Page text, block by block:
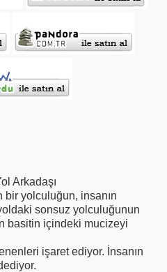
Arkadaşı
bir yolculuğun, insanın
sonsuz yolculuğunun
basitin içindeki mucizeyi
işaret ediyor. İnsanın